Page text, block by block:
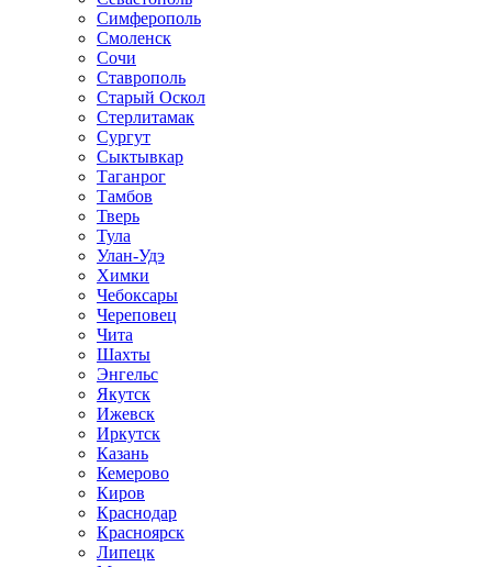
Симферополь
Смоленск
Сочи
Ставрополь
Старый Оскол
Стерлитамак
Сургут
Сыктывкар
Таганрог
Тамбов
Тверь
Тула
Улан-Удэ
Химки
Чебоксары
Череповец
Чита
Шахты
Энгельс
Якутск
Ижевск
Иркутск
Казань
Кемерово
Киров
Краснодар
Красноярск
Липецк